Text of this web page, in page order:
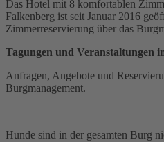
Das Hotel mit 8 komfortablen
Falkenberg ist seit Januar 2016
Zimmerreservierung über das
Tagungen und Veranstaltungen
Anfragen, Angebote und
Burgmanagement.
Hunde sind in der gesamten Burg